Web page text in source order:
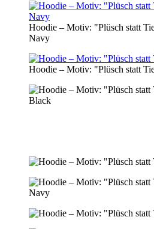
Hoodie – Motiv: "Plüsch statt
Navy
Hoodie – Motiv: "Plüsch statt